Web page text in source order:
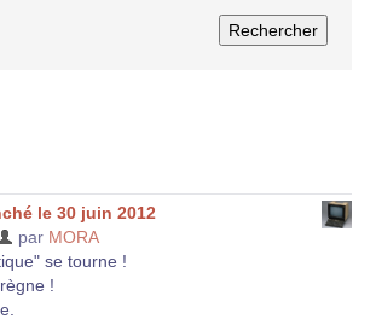
le 30 juin 2012
par MORA
se tourne !
!